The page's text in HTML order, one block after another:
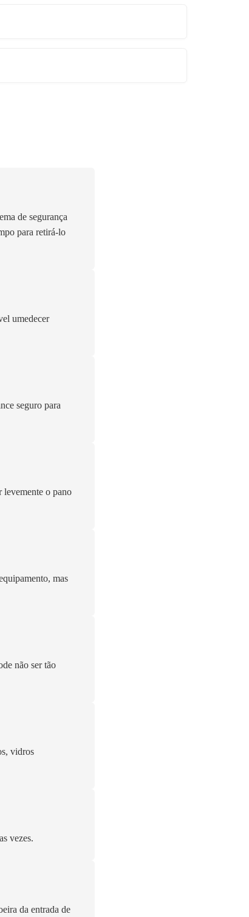
de segurança
para retirá-lo
umedecer
seguro para
levemente o pano
mas
não ser tão
vidros
vezes.
da entrada de